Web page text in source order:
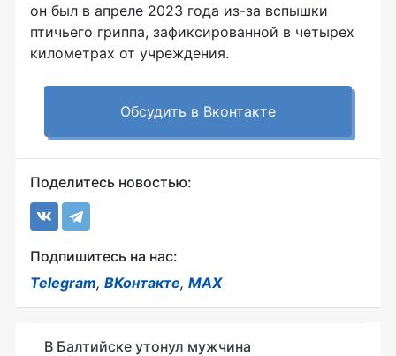
он был в апреле 2023 года из-за вспышки
птичьего гриппа, зафиксированной в четырех
километрах от учреждения.
Обсудить в Вконтакте
Поделитесь новостью:
Подпишитесь на нас:
Telegram, ВКонтакте, MAX
В Балтийске утонул мужчина